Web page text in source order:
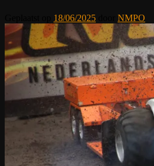
18/06/2025 NMPO